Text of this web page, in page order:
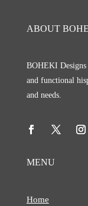
ABOUT
BOHEKI
and functional
and needs.
MENU
Home